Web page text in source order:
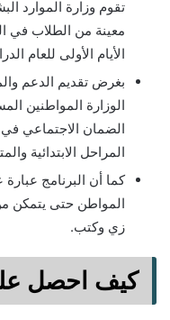
تقوم وزارة الموارد
معينة من الطلاب في
الأيام الأولى للعام
بغرض تقديم الدعم
الوزارة المواطنين
الضمان الاجتماعي في
المراحل الابتدائية
كما أن البرنامج
المواطن حتى يتمكن
زي وكتب.
كيف احصل